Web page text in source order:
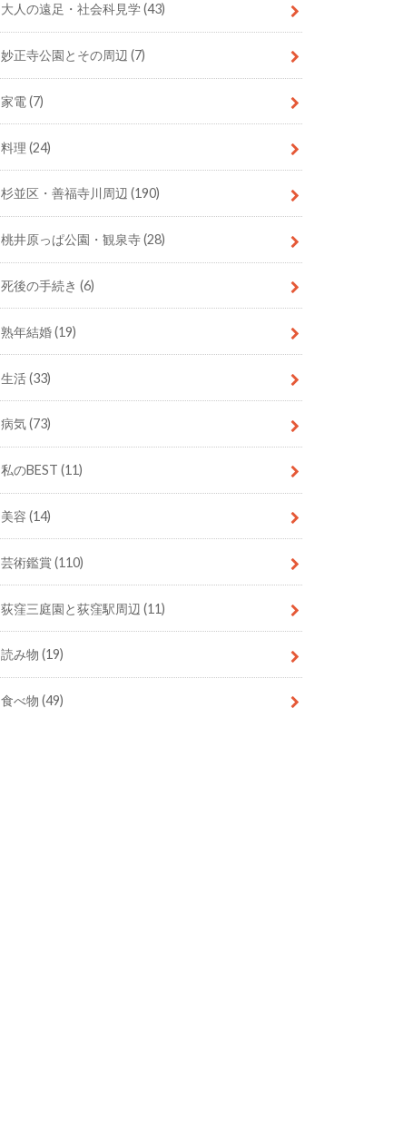
大人の遠足・社会科見学(43)
妙正寺公園とその周辺(7)
家電(7)
料理(24)
杉並区・善福寺川周辺(190)
桃井原っぱ公園・観泉寺(28)
死後の手続き(6)
熟年結婚(19)
生活(33)
病気(73)
私のBEST(11)
美容(14)
芸術鑑賞(110)
荻窪三庭園と荻窪駅周辺(11)
読み物(19)
食べ物(49)